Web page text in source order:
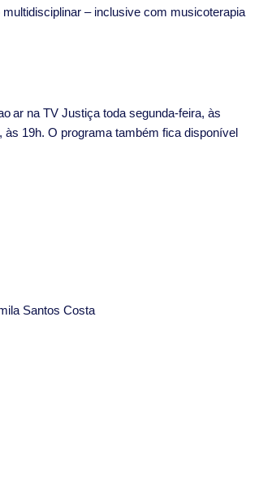
– inclusive com musicoterapia
ar na TV Justiça toda segunda-feira, às
19h. O programa também fica disponível
Santos Costa